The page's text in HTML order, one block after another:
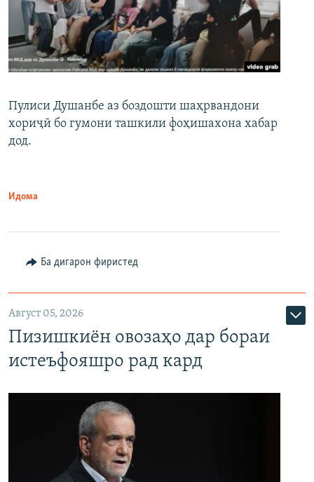
Пулиси Душанбе аз боздошти шаҳрвандони
хориҷӣ бо гумони ташкили фоҳишахона хабар
дод.
Идома
Ба дигарон фиристед
Август 05, 2026
Пизишкиён овозаҳо дар бораи
истеъфояшро рад кард